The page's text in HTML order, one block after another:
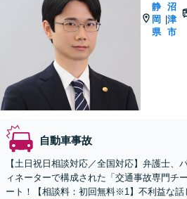
静
岡
県
|
沼
津
市
自動車事故
【土日祝日相談対応／全国対応】弁護士、
ィネーターで構成された「交通事故専門チ
ート！【相談料：初回無料※1】不利益な話